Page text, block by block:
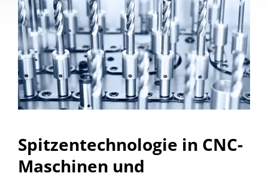
Spitzentechnologie in CNC-
Maschinen und